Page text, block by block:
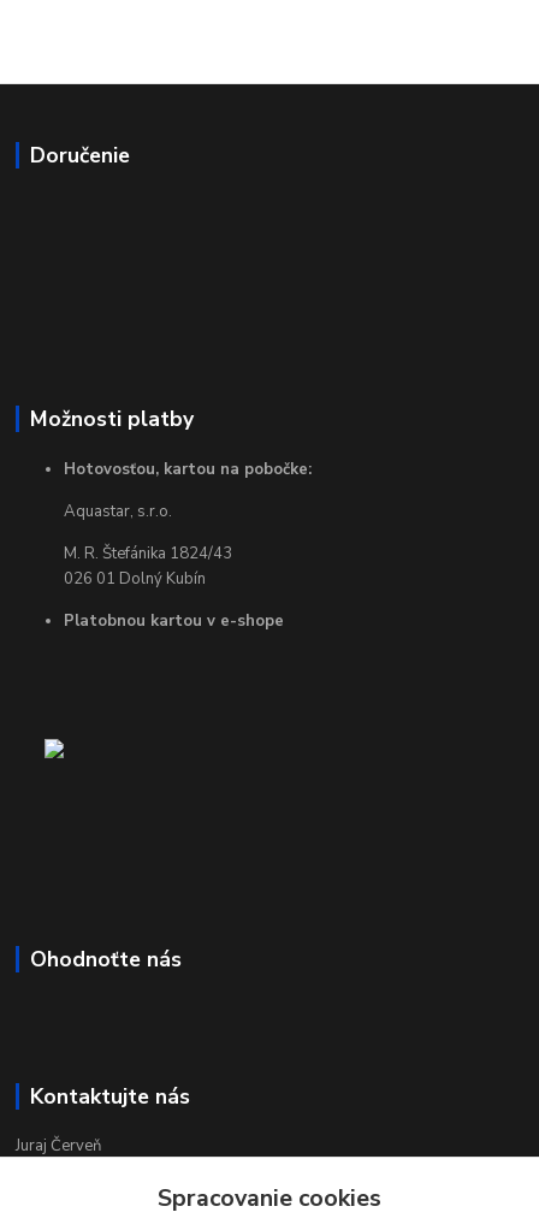
Doručenie
Možnosti platby
Hotovosťou, kartou na pobočke:
Aquastar, s.r.o.
M. R. Štefánika 1824/43
026 01 Dolný Kubín
Platobnou kartou v e-shope
Ohodnoťte nás
Kontaktujte nás
Juraj Červeň
pondelok-piatok 8:00 - 16:00Spracovanie cookies